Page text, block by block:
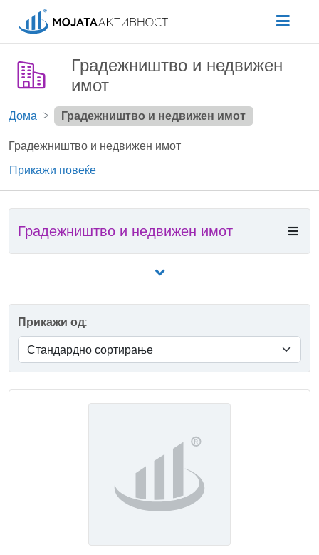
Градежништво и недвижен
имот
Дома Градежништво и недвижен имот
Градежништво и недвижен имот
Прикажи повеќе
Градежништво и недвижен имот
Прикажи од: